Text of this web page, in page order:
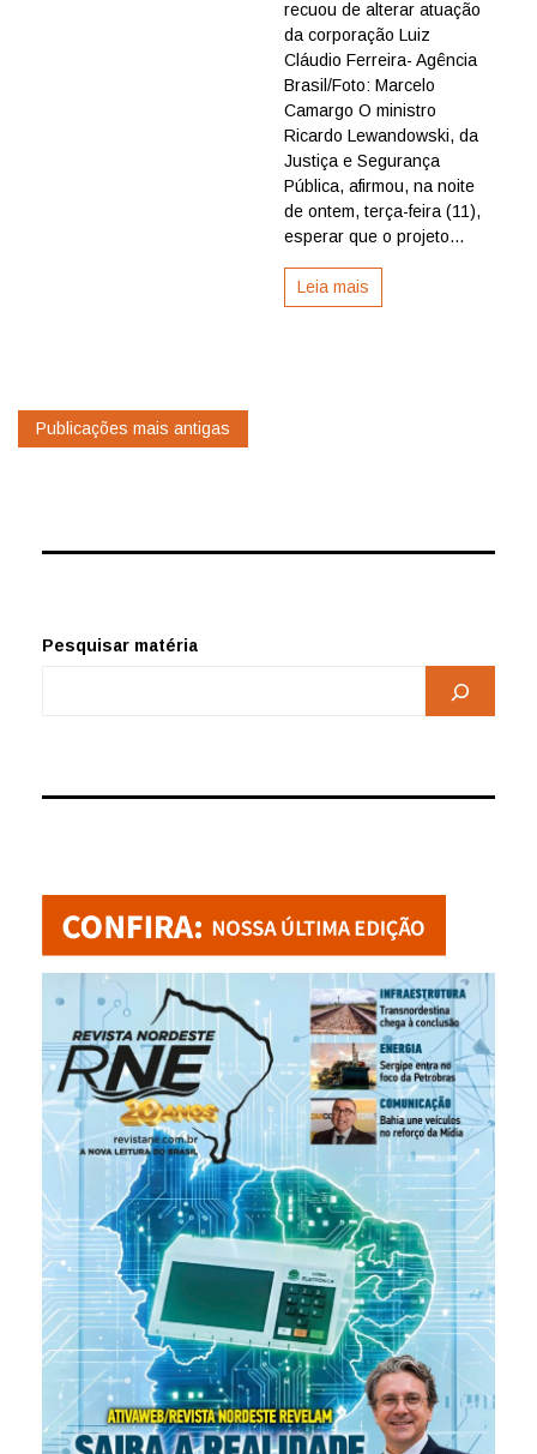
que
mudança
no
da
PF
seria
inconstitucional
recuou de alterar atuação
da corporação Luiz
Cláudio Ferreira- Agência
Brasil/Foto: Marcelo
Camargo O ministro
Ricardo Lewandowski, da
Justiça e Segurança
Pública, afirmou, na noite
de ontem, terça-feira (11),
esperar que o projeto...
Leia mais
Navegação
Publicações mais antigas
Pesquisar matéria